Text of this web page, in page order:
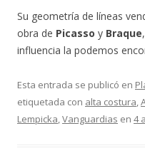
Su geometría de líneas
obra de Picasso y Braque
influencia la podemos
Esta entrada se publicó en
etiquetada con alta costura,
Lempicka,Vanguardias en 4